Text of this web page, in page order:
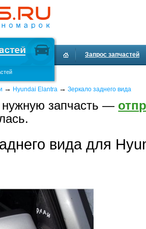
Запрос запчастей
→ Hyundai Elantra → Зеркало заднего вида
запчасть —
вида для